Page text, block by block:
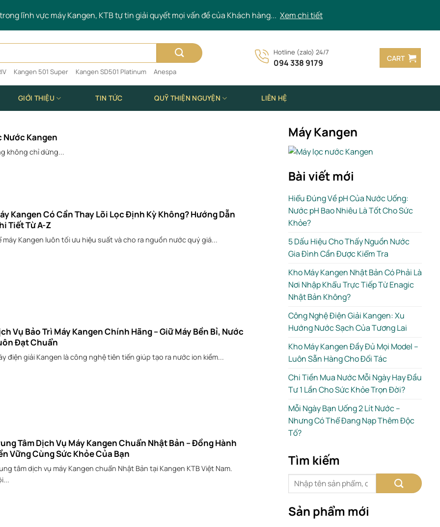
lĩnh vực máy Kangen, KTB tự tin giải quyết mọi vấn đề của Khách hàng... Xem chi tiết
Kangen 501 Super Kangen SD501 Platinum Anespa
Hotline (zalo) 24/7
094 338 9179 CART
GIỚI THIỆU TIN TỨC QUỸ THIỆN NGUYỆN LIÊN HỆ
Nước Kangen
không chỉ dừng...
Kangen Có Cần Thay Lõi Lọc Định Kỳ Không? Hướng Dẫn
Tiết Từ A-Z
máy Kangen luôn tối ưu hiệu suất và cho ra nguồn nước quý giá...
Vụ Bảo Trì Máy Kangen Chính Hãng – Giữ Máy Bền Bỉ, Nước
Đạt Chuẩn
điện giải Kangen là công nghệ tiên tiến giúp tạo ra nước ion kiềm...
Tâm Dịch Vụ Máy Kangen Chuẩn Nhật Bản – Đồng Hành
Vững Cùng Sức Khỏe Của Bạn
tâm dịch vụ máy Kangen chuẩn Nhật Bản tại Kangen KTB Việt Nam.
Máy Kangen
Bài viết mới
Hiểu Đúng Về pH Của Nước Uống:
Nước pH Bao Nhiêu Là Tốt Cho Sức
Khỏe?
5 Dấu Hiệu Cho Thấy Nguồn Nước
Gia Đình Cần Được Kiểm Tra
Kho Máy Kangen Nhật Bản Có Phải Là
Nơi Nhập Khẩu Trực Tiếp Từ Enagic
Nhật Bản Không?
Công Nghệ Điện Giải Kangen: Xu
Hướng Nước Sạch Của Tương Lai
Kho Máy Kangen Đầy Đủ Mọi Model –
Luôn Sẵn Hàng Cho Đối Tác
Chi Tiền Mua Nước Mỗi Ngày Hay Đầu
Tư 1 Lần Cho Sức Khỏe Trọn Đời?
Mỗi Ngày Bạn Uống 2 Lít Nước –
Nhưng Có Thể Đang Nạp Thêm Độc
Tố?
Tìm kiếm
Sản phẩm mới